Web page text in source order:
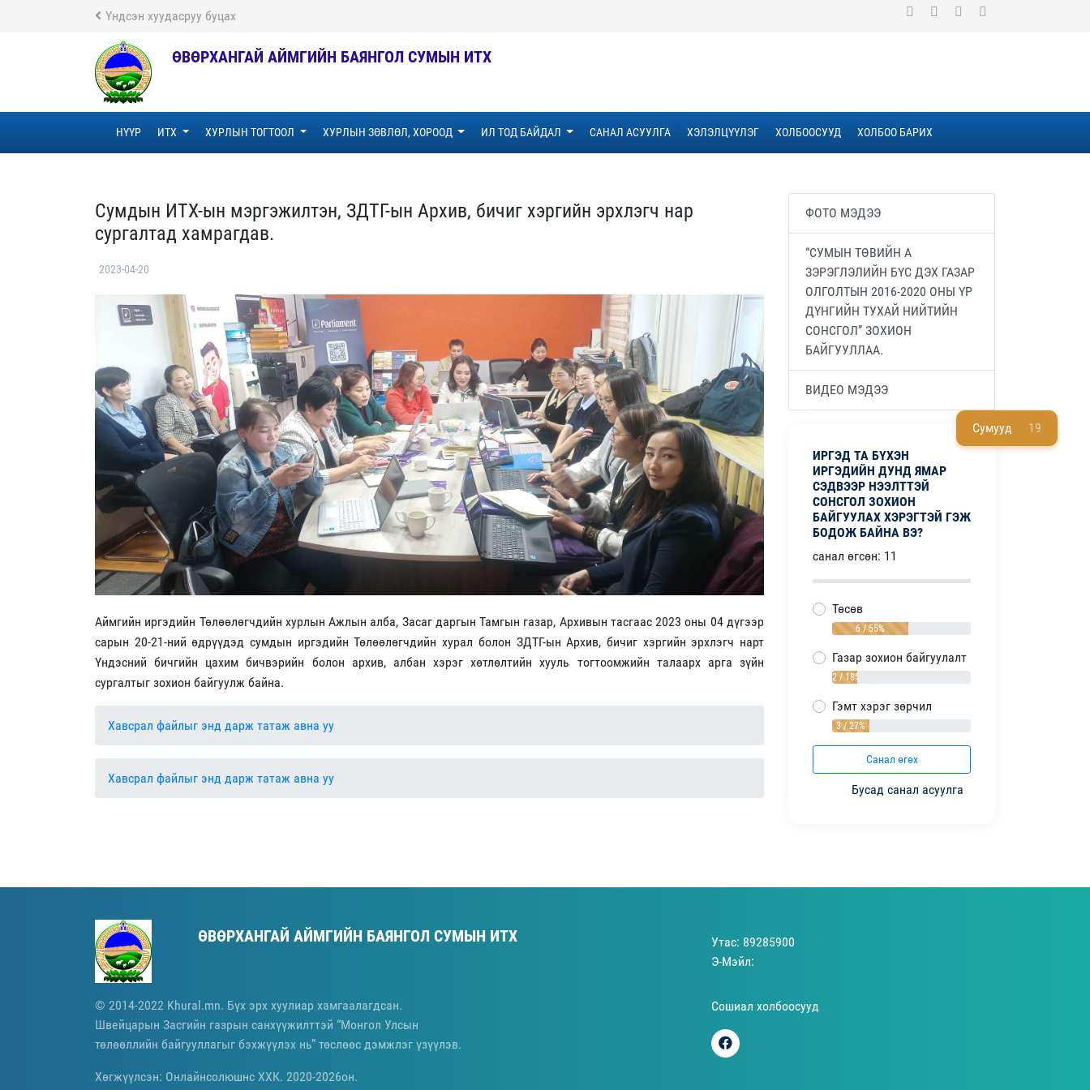
Үндсэн хуудасруу буцах
ӨВӨРХАНГАЙ АЙМГИЙН БАЯНГОЛ СУМЫН ИТХ
НҮҮР ИТХ ХУРЛЫН ТОГТООЛ ХУРЛЫН ЗӨВЛӨЛ, ХОРООД ИЛ ТОД БАЙДАЛ САНАЛ АСУУЛГА ХЭЛЭЛЦҮҮЛЭГ ХОЛБООСУУД ХОЛБОО БАРИХ
Сумууд 19
Сумдын ИТХ-ын мэргэжилтэн, ЗДТГ-ын Архив, бичиг хэргийн эрхлэгч нар
сургалтад хамрагдав.
2023-04-20
Аймгийн иргэдийн Төлөөлөгчдийн хурлын Ажлын алба, Засаг даргын Тамгын газар, Архивын тасгаас 2023 оны 04 дүгээр
сарын 20-21-ний өдрүүдэд сумдын иргэдийн Төлөөлөгчдийн хурал болон ЗДТГ-ын Архив, бичиг хэргийн эрхлэгч нарт
Үндэсний бичгийн цахим бичвэрийн болон архив, албан хэрэг хөтлөлтийн хууль тогтоомжийн талаарх арга зүйн
сургалтыг зохион байгуулж байна.
Хавсрал файлыг энд дарж татаж авна уу
Хавсрал файлыг энд дарж татаж авна уу
ФОТО МЭДЭЭ
“СУМЫН ТӨВИЙН А
ЗЭРЭГЛЭЛИЙН БҮС ДЭХ ГАЗАР
ОЛГОЛТЫН 2016-2020 ОНЫ ҮР
ДҮНГИЙН ТУХАЙ НИЙТИЙН
СОНСГОЛ” ЗОХИОН
БАЙГУУЛЛАА.
ВИДЕО МЭДЭЭ
ИРГЭД ТА БҮХЭН
ИРГЭДИЙН ДУНД ЯМАР
СЭДВЭЭР НЭЭЛТТЭЙ
СОНСГОЛ ЗОХИОН
БАЙГУУЛАХ ХЭРЭГТЭЙ ГЭЖ
БОДОЖ БАЙНА ВЭ?
санал өгсөн: 11
Төсөв
6 / 55%
Газар зохион байгуулалт
2 / 18%
Гэмт хэрэг зөрчил
3 / 27%
Санал өгөх
Бусад санал асуулга
ӨВӨРХАНГАЙ АЙМГИЙН БАЯНГОЛ СУМЫН ИТХ
© 2014-2022 Khural.mn. Бүх эрх хуулиар хамгаалагдсан.
Швейцарын Засгийн газрын санхүүжилттэй “Монгол Улсын
төлөөллийн байгууллагыг бэхжүүлэх нь” төслөөс дэмжлэг үзүүлэв.
Хөгжүүлсэн: Онлайнсолюшнс ХХК. 2020-2026он.
Утас: 89285900
Э-Мэйл:
Сошиал холбоосууд